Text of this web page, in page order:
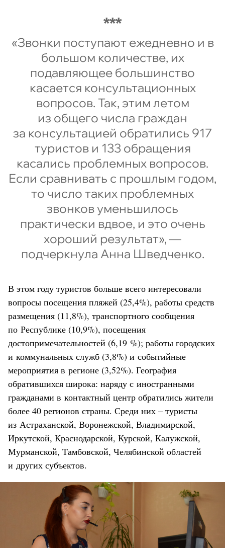
«Звонки поступают ежедневно и в
большом количестве, их
подавляющее большинство
касается консультационных
вопросов. Так, этим летом
из общего числа граждан
за консультацией обратились 917
туристов и 133 обращения
касались проблемных вопросов.
Если сравнивать с прошлым годом,
то число таких проблемных
звонков уменьшилось
практически вдвое, и это очень
хороший результат», —
подчеркнула Анна Шведченко.
В этом году туристов больше всего интересовали
вопросы посещения пляжей (25,4%), работы средств
размещения (11,8%), транспортного сообщения
по Республике (10,9%), посещения
достопримечательностей (6,19 %); работы городских
и коммунальных служб (3,8%) и событийные
мероприятия в регионе (3,52%). География
обратившихся широка: наряду с иностранными
гражданами в контактный центр обратились жители
более 40 регионов страны. Среди них – туристы
из Астраханской, Воронежской, Владимирской,
Иркутской, Краснодарской, Курской, Калужской,
Мурманской, Тамбовской, Челябинской областей
и других субъектов.